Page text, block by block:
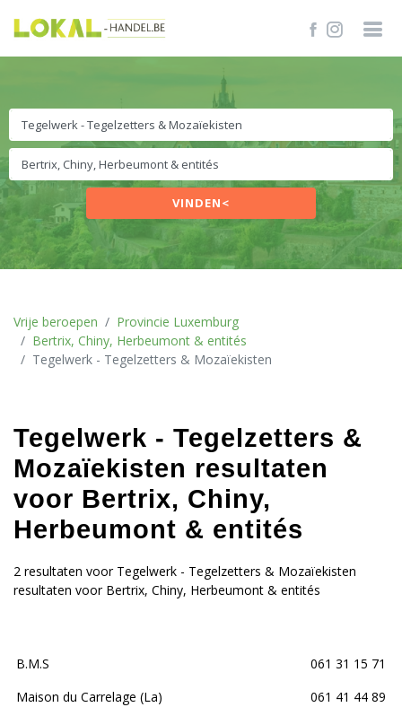
VINDEN<
Vrije beroepen
Provincie Luxemburg
Bertrix, Chiny, Herbeumont & entités
Tegelwerk - Tegelzetters & Mozaïekisten
Tegelwerk - Tegelzetters &
Mozaïekisten resultaten
voor Bertrix, Chiny,
Herbeumont & entités
2 resultaten voor Tegelwerk - Tegelzetters & Mozaïekisten
resultaten voor Bertrix, Chiny, Herbeumont & entités
B.M.S
061 31 15 71
Maison du Carrelage (La)
061 41 44 89